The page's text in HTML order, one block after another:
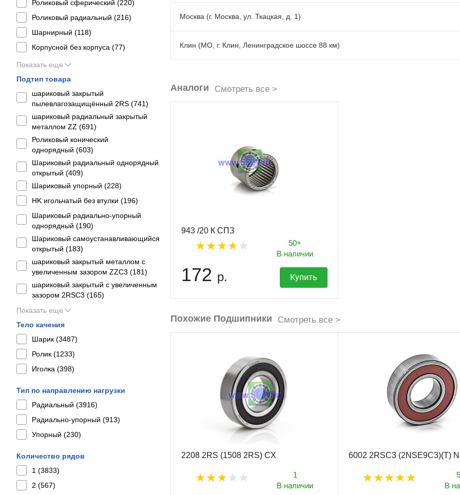
Роликовый сферический (220)
Роликовый радиальный (216)
Шарнирный (118)
Корпусной без корпуса (77)
Показать еще
Подтип товара
шариковый закрытый
пылевлагозащищённый 2RS (741)
шариковый радиальный закрытый
металлом ZZ (691)
Роликовый конический
однорядный (603)
Шариковый радиальный однорядный
открытый (409)
Шариковый упорный (228)
HK игольчатый без втулки (196)
Шариковый радиально-упорный
однорядный (190)
Шариковый самоустанавливающийся
открытый (183)
шариковый закрытый металлом с
увеличенным зазором ZZC3 (181)
шариковый закрытый с увеличенным
зазором 2RSС3 (165)
Показать еще
Тело качения
Шарик (3487)
Ролик (1233)
Иголка (398)
Тип по направлению нагрузки
Радиальный (3916)
Радиально-упорный (913)
Упорный (230)
Количество рядов
1 (3833)
2 (567)
Москва (г. Москва, ул. Ткацкая, д. 1)
Клин (МО, г. Клин, Ленинградское шоссе 88 км)
Аналоги Смотреть все >
943 /20 К СПЗ
50+
В наличии
172 р. Купить
Похожие Подшипники Смотреть все >
2208 2RS (1508 2RS) CX
1
В наличии
6002 2RSC3 (2NSE9C3)(T)
В